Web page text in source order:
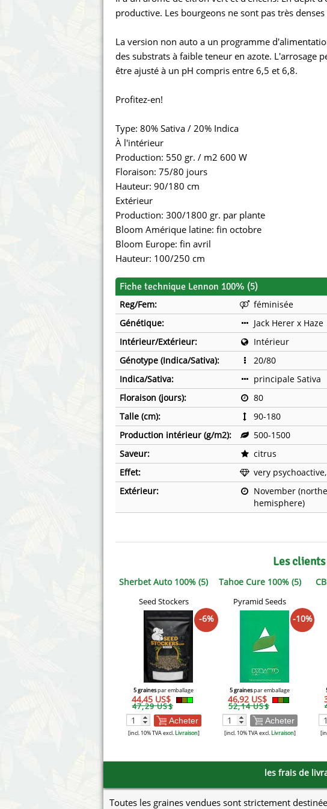
Annabelle´s Garden
Barney's Farm
Blimburn Seeds
Cannabella Genetics
Fast Buds
Female Seeds
G13 Labs
productive. Les bourgeons ne sont pas très denses
La version non auto a un programme
des substrats à faible teneur en azote. L'arrosage
être ajusté à un pH compris entre 6,5 et 6,8.
Profitez-en!
Type: 80% Sativa / 20% Indica
À l'intérieur
Production: 550 gr. / m2 600 W
Floraison: 75/80 jours
Hauteur: 90/180 cm
Extérieur
Production: 300/1800 gr. par plante
Bloom Amérique latine: fin octobre
Bloom Europe: fin avril
Hauteur: 100/250 cm
Fiche technique Lennon 100% (5)
Reg/Fem:
féminisée
Génétique:
Jack Herer x Haze
Intérieur/Extérieur:
Intérieur
Génotype (Indica/Sativa):
20/80
Indica/Sativa:
principale Sativa
Floraison (jours):
80
Talle (cm):
90-180
Production intérieur (g/m2):
500-1500
Saveur:
citrus
Effet:
very
Extérieur:
November
hemisphere)
Les
Sherbet Auto 100% (5)
Seed Stockers
-6%
5 grainespar emballage
44,45 US$
47,29 US$
Acheter
[incl. 10% TVA excl.Livraison]
Tahoe Cure 100% (5)
Pyramid Seeds
-10%
5 grainespar emballage
46,92 US$
52,14 US$
Acheter
[incl. 10% TVA excl.Livraison]
les frais de
Toutes les graines vendues sont strictement